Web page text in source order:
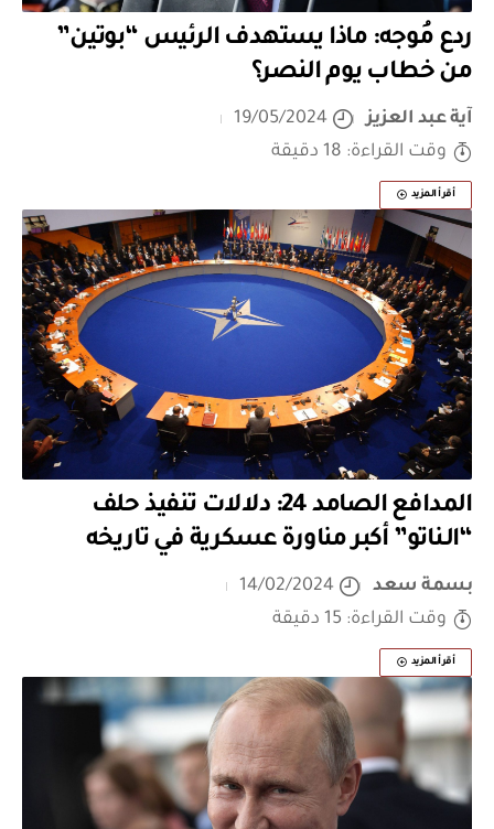
ردع مُوجه: ماذا يستهدف الرئيس “بوتين”
من خطاب يوم النصر؟
آية عبد العزيز
19/05/2024
وقت القراءة: 18 دقيقة
أقرأ المزيد
المدافع الصامد 24: دلالات تنفيذ حلف
“الـناتو” أكبر مناورة عسكرية في تاريخه
بسمة سعد
14/02/2024
وقت القراءة: 15 دقيقة
أقرأ المزيد